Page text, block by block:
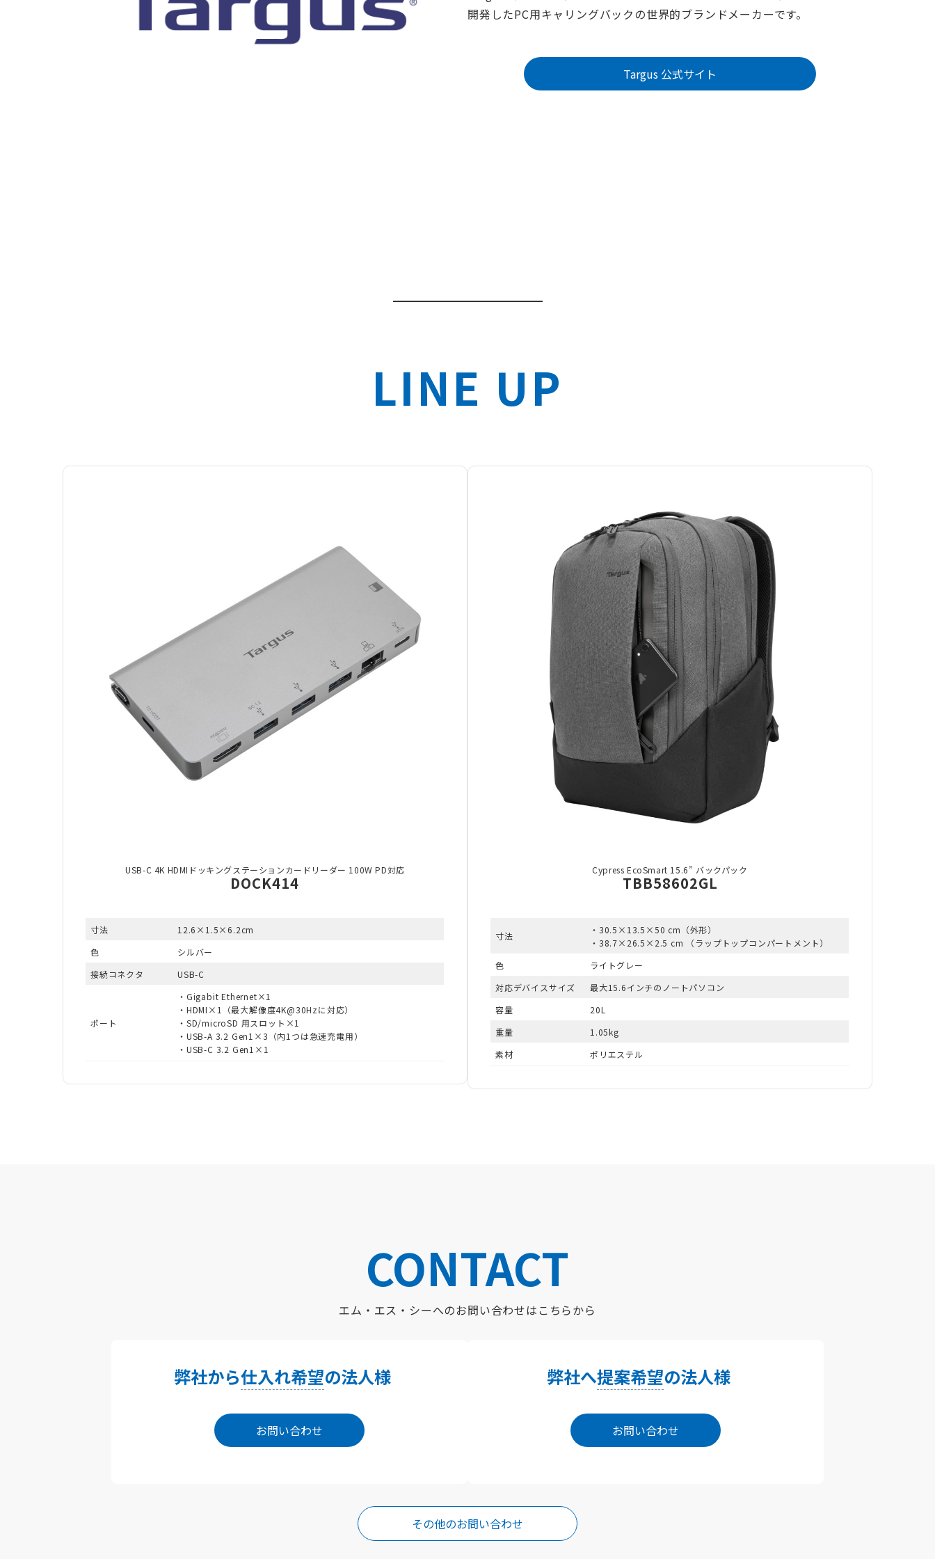
開発したPC用キャリングバックの世界的ブランドメーカーです。
Targus 公式サイト
LINE UP
USB-C 4K HDMIドッキングステーションカードリーダー 100W PD対応
DOCK414
寸法
12.6×1.5×6.2cm
色
シルバー
接続コネクタ
USB-C
ポート
・Gigabit Ethernet×1
・HDMI×1（最大解像度4K@30Hzに対応）
・SD/microSD 用スロット×1
・USB-A 3.2 Gen1×3（内1つは急速充電用）
・USB-C 3.2 Gen1×1
Cypress EcoSmart 15.6” バックパック
TBB58602GL
寸法
・30.5×13.5×50 cm（外形）
・38.7×26.5×2.5 cm （ラップトップコンパートメント）
色
ライトグレー
対応デバイスサイズ
最大15.6インチのノートパソコン
容量
20L
重量
1.05kg
素材
ポリエステル
CONTACT
エム・エス・シーへのお問い合わせはこちらから
弊社から仕入れ希望の法人様
お問い合わせ
弊社へ提案希望の法人様
お問い合わせ
その他のお問い合わせ